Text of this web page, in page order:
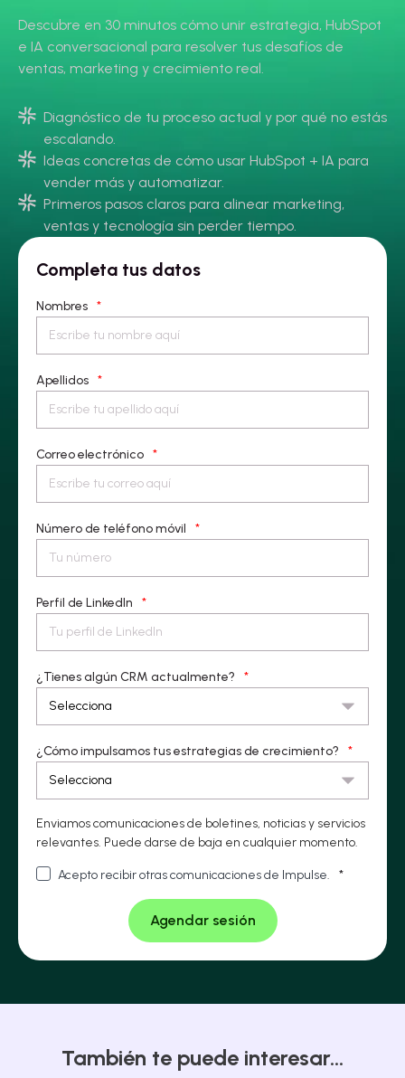
Descubre en 30 minutos cómo unir estrategia, HubSpot
e IA conversacional para resolver tus desafíos de
ventas, marketing y crecimiento real.
Diagnóstico de tu proceso actual y por qué no estás
escalando.
Ideas concretas de cómo usar HubSpot + IA para
vender más y automatizar.
Primeros pasos claros para alinear marketing,
ventas y tecnología sin perder tiempo.
Completa tus datos
Nombres *
Apellidos *
Correo electrónico *
Número de teléfono móvil *
Perfil de LinkedIn *
¿Tienes algún CRM actualmente? *
¿Cómo impulsamos tus estrategias de crecimiento? *
Enviamos comunicaciones de boletines, noticias y servicios
relevantes. Puede darse de baja en cualquier momento.
Acepto recibir otras comunicaciones de Impulse. *
También te puede interesar...